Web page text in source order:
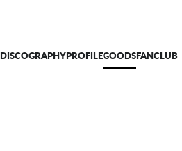
DISCOGRAPHYPROFILEGOODSFANCLUB